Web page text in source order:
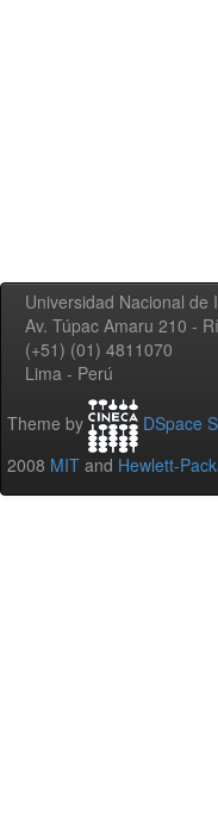
Universidad Nacional de
Av. Túpac Amaru 210 -
(+51) (01) 4811070
Lima - Perú
Theme by DSpace
2008 MIT and Hewlett-